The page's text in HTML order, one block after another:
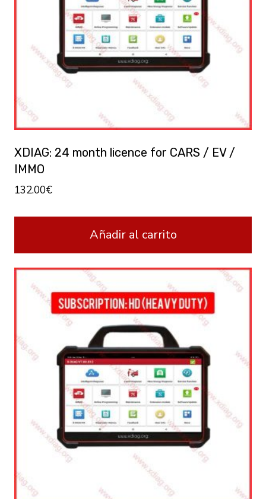
XDIAG: 24 month licence for CARS / EV /
IMMO
132.00€
Añadir al carrito